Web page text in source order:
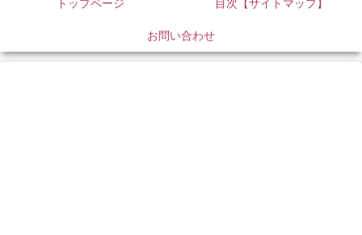
トップページ 目次【サイトマップ】
お問い合わせ